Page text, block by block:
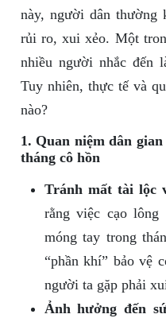
này, người dân thường
rủi ro, xui xẻo. Một
nhiều người nhắc đến
Tuy nhiên, thực tế và
nào?
1. Quan niệm dân
tháng cô hồn
Tránh mất tài lộc
rằng việc cạo lông
móng tay trong
“phần khí” bảo vệ
người ta gặp phải
Ảnh hưởng đến